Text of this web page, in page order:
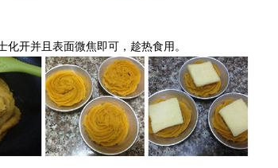
化开并且表面微焦即可，趁热食用。